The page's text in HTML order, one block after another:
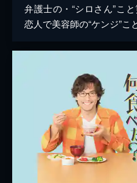
弁護士の・“シロさん”こ
恋人で美容師の“ケンジ”こ